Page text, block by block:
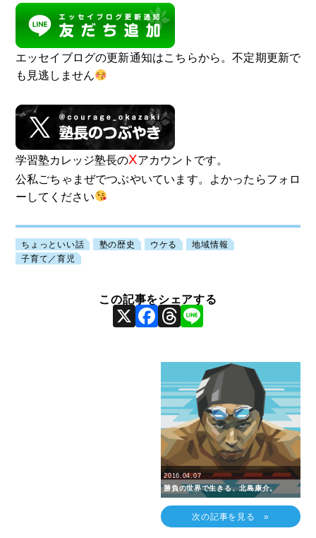
エッセイブログの更新通知はこちらから。不定期更新で
も見逃しません
学習塾カレッジ塾長のXアカウントです。
公私ごちゃまぜでつぶやいています。よかったらフォロ
ーしてください
ちょっといい話 塾の歴史 ウケる
地域情報
子育て／育児
X Facebook
Threads
2016.04.07
勝負の世界で生きる、北島康介。
次の記事を見る »